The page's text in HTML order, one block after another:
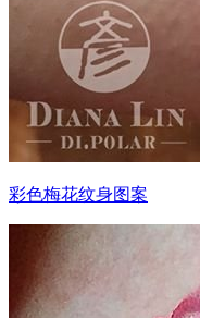
彩色梅花纹身图案